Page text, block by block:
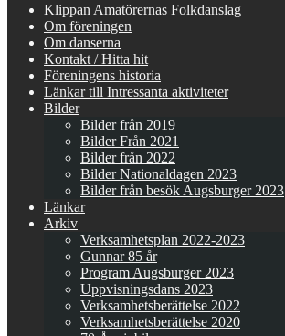
Klippan Amatörernas Folkdanslag
Om föreningen
Om danserna
Kontakt / Hitta hit
Föreningens historia
Länkar till Intressanta aktiviteter
Bilder
Bilder från 2019
Bilder Från 2021
Bilder från 2022
Bilder Nationaldagen 2023
Bilder från besök Augsburger 2023
Länkar
Arkiv
Verksamhetsplan 2022-2023
Gunnar 85 år
Program Augsburger 2023
Uppvisningsdans 2023
Verksamhetsberättelse 2022
Verksamhetsberättelse 2020